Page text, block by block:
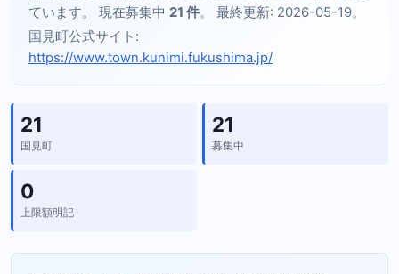
ています。 現在募集中 21 件。 最終更新: 2026-05-19。
国見町公式サイト:
https://www.town.kunimi.fukushima.jp/
21
国見町
21
募集中
0
上限額明記